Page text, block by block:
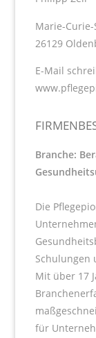
Marie-Curie-
26129
E-Mail
Branche:
Die
Schulungen
Mit über 17
für